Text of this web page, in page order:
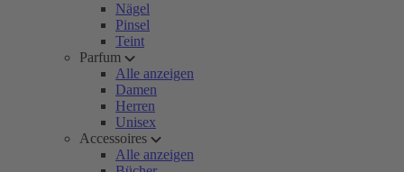
Nägel
Pinsel
Teint
Parfum
Alle anzeigen
Damen
Herren
Unisex
Accessoires
Alle anzeigen